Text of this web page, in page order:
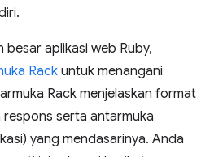
besar aplikasi web Ruby,
Rackuntuk menangani
Rack menjelaskan format
serta antarmuka
yang mendasarinya. Anda